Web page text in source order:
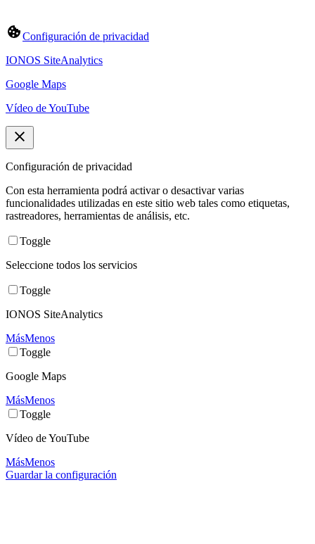
Configuración de privacidad
IONOS SiteAnalytics
Google Maps
Vídeo de YouTube
Configuración de privacidad
Con esta herramienta podrá activar o desactivar varias
funcionalidades utilizadas en este sitio web tales como etiquetas,
rastreadores, herramientas de análisis, etc.
Toggle
Seleccione todos los servicios
Toggle
IONOS SiteAnalytics
MásMenos
Toggle
Google Maps
MásMenos
Toggle
Vídeo de YouTube
MásMenos
Guardar la configuración